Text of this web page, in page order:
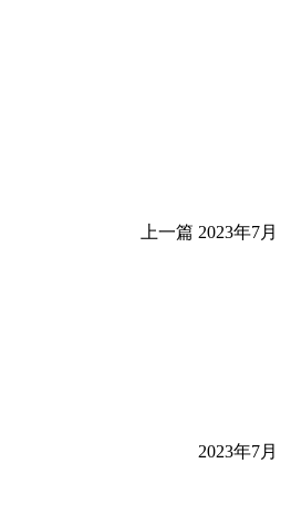
上一篇 2023年7月
2023年7月